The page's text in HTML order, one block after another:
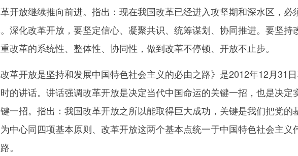
开放继续推向前进。指出：现在我国改革已经进入攻坚期和深水区，
深化改革开放，要坚定信心、凝聚共识、统筹谋划、协同推进。要坚
改革的系统性、整体性、协同性，做到改革不停顿、开放不止步。
开放是坚持和发展中国特色社会主义的必由之路》是2012年12月31
的讲话。讲话强调改革开放是决定当代中国命运的关键一招，也是决定
一招。指出：我国改革开放之所以能取得巨大成功，关键是我们把党
中心同四项基本原则、改革开放这两个基本点统一于中国特色社会主
。